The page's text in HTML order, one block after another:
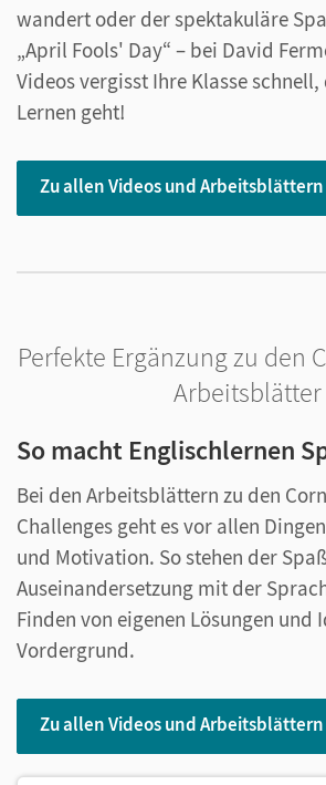
wandert oder der spektakuläre
„April Fools' Day“ – bei David
Videos vergisst Ihre Klasse schnell,
Lernen geht!
Zu allen Videos und Arbeitsblättern
Perfekte Ergänzung zu den
Arbeitsblätter
So macht Englischlernen
Bei den Arbeitsblättern zu den
Challenges geht es vor allen
und Motivation. So stehen der
Auseinandersetzung mit der
Finden von eigenen Lösungen und
Vordergrund.
Zu allen Videos und Arbeitsblättern